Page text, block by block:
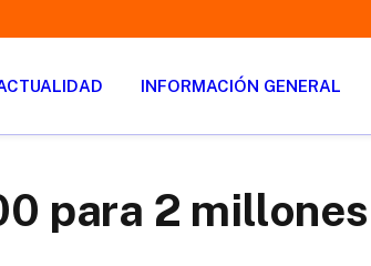
INFORMACIÓN GENERAL
para 2 millones